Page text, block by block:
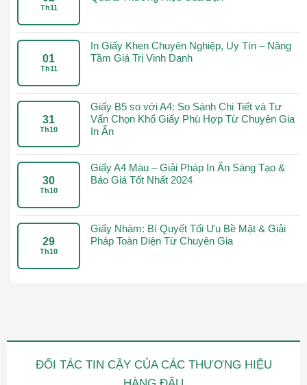
Th11
01
Th11
In Giấy Khen Chuyên Nghiệp, Uy Tín – Nâng
Tầm Giá Trị Vinh Danh
31
Th10
Giấy B5 so với A4: So Sánh Chi Tiết và Tư
Vấn Chọn Khổ Giấy Phù Hợp Từ Chuyên Gia
In Ấn
30
Th10
Giấy A4 Màu – Giải Pháp In Ấn Sáng Tạo &
Báo Giá Tốt Nhất 2024
29
Th10
Giấy Nhám: Bí Quyết Tối Ưu Bề Mặt & Giải
Pháp Toàn Diện Từ Chuyên Gia
ĐỐI TÁC TIN CẬY CỦA CÁC THƯƠNG HIỆU